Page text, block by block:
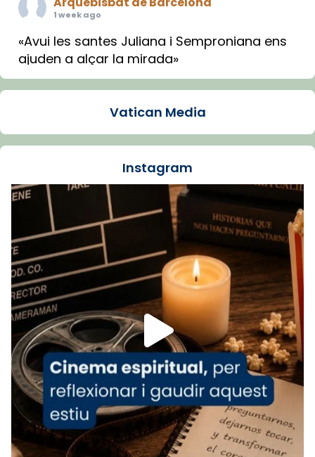
1 week ago
«Avui les santes Juliana i Semproniana ens
ajuden a alçar la mirada»
Mons. Sergi Gordo, bisbe de Tortosa, ha
Santes de Mataró.
🔗tinyurl.com/cvu5jmbk
Foto
View on Facebook Share
Arquebisbat de Barcelonais at Catedral
de Barcelona.
1 week ago
Aquest dilluns, 27 de juliol, ha tingut lloc la
missa d’acció de gràcies en agraïment al
comitè organitzador de la visita apostòlica
del Sant Pare Lleó XIV a Barcelona, i als
col·laboradors, a la Catedral de Barcelona.
L’arquebisbe de Barcelona, el cardenal Joan
Josep Omella, ha presidit la missa i l’ha
concelebrat el bisbe auxiliar de Barcelona,
Mons. David Abadías.
Vatican Media
Instagram